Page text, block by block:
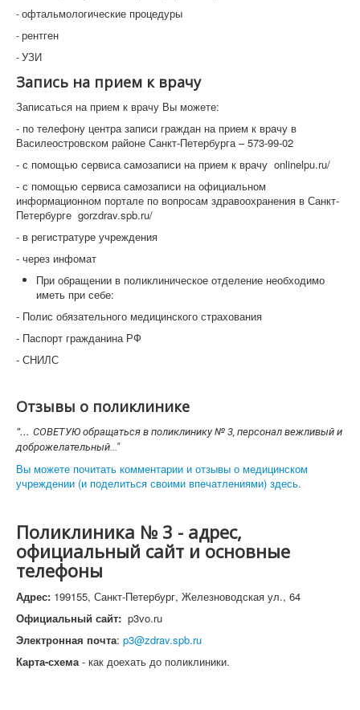
-офтальмологические процедуры
-рентген
-УЗИ
Запись на прием к врачу
Записаться на прием к врачу Вы можете:
- по телефону центра записи граждан на прием к врачу в
Василеостровском районе Санкт-Петербурга – 573-99-02
- с помощью сервиса самозаписи на прием к врачу onlinelpu.ru/
- с помощью сервиса самозаписи на официальном
информационном портале по вопросам здравоохранения в Санкт-
Петербурге gorzdrav.spb.ru/
- в регистратуре учреждения
- через инфомат
При обращении в поликлиническое отделение необходимо
иметь при себе:
- Полис обязательного медицинского страхования
- Паспорт гражданина РФ
- СНИЛС
Отзывы о поликлинике
"... СОВЕТУЮ обращаться в поликлинику № 3, персонал вежливый и
доброжелательный..."
Вы можете почитать комментарии и отзывы о медицинском
учреждении (и поделиться своими впечатлениями) здесь.
Поликлиника № 3 - адрес,
официальный сайт и основные
телефоны
Адрес: 199155, Санкт-Петербург, Железноводская ул., 64
Официальный сайт: p3vo.ru
Электронная почта: p3@zdrav.spb.ru
Карта-схема- как доехать до поликлиники.